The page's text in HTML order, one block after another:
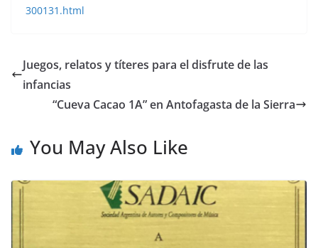
300131.html
Juegos, relatos y títeres para el disfrute de las
infancias
“Cueva Cacao 1A” en Antofagasta de la Sierra
You May Also Like